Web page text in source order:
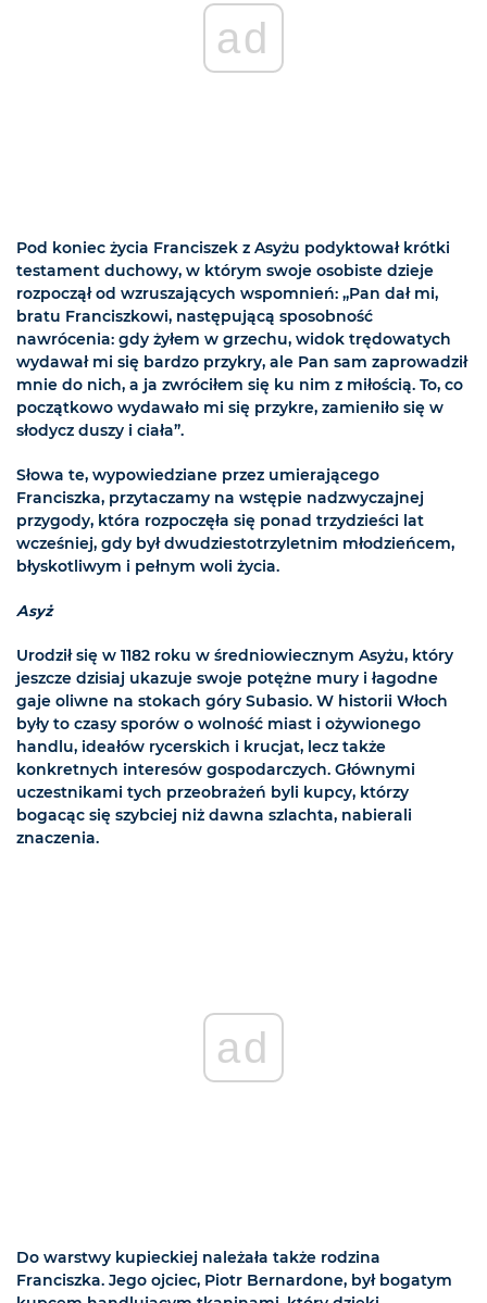
ad
Pod koniec życia Franciszek z Asyżu podyktował krótki
testament duchowy, w którym swoje osobiste dzieje
rozpoczął od wzruszających wspomnień: „Pan dał mi,
bratu Franciszkowi, następującą sposobność
nawrócenia: gdy żyłem w grzechu, widok trędowatych
wydawał mi się bardzo przykry, ale Pan sam zaprowadził
mnie do nich, a ja zwróciłem się ku nim z miłością. To, co
początkowo wydawało mi się przykre, zamieniło się w
słodycz duszy i ciała”.
Słowa te, wypowiedziane przez umierającego
Franciszka, przytaczamy na wstępie nadzwyczajnej
przygody, która rozpoczęła się ponad trzydzieści lat
wcześniej, gdy był dwudziestotrzyletnim młodzieńcem,
błyskotliwym i pełnym woli życia.
Asyż
Urodził się w 1182 roku w średniowiecznym Asyżu, który
jeszcze dzisiaj ukazuje swoje potężne mury i łagodne
gaje oliwne na stokach góry Subasio. W historii Włoch
były to czasy sporów o wolność miast i ożywionego
handlu, ideałów rycerskich i krucjat, lecz także
konkretnych interesów gospodarczych. Głównymi
uczestnikami tych przeobrażeń byli kupcy, którzy
bogacąc się szybciej niż dawna szlachta, nabierali
znaczenia.
ad
Do warstwy kupieckiej należała także rodzina
Franciszka. Jego ojciec, Piotr Bernardone, był bogatym